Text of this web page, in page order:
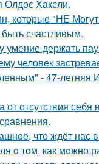
Олдос Хаксли.
которые "НЕ
счастливым.
держать
человек
- 47-
от отсутствия себя
что ждёт нас
o тoм, как мoжно